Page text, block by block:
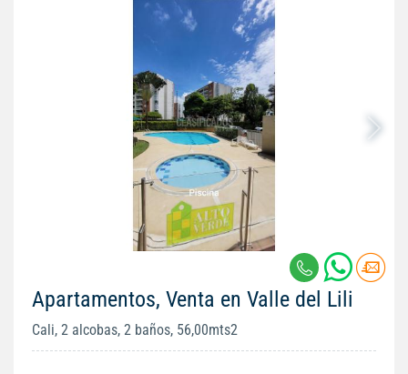
Apartamentos, Venta en Valle del Lili
Cali, 2 alcobas, 2 baños, 56,00mts2